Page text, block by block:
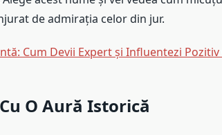
de admirația celor din jur.
Cum Devii Expert și Influentezi Pozitiv
O Aură Istorică